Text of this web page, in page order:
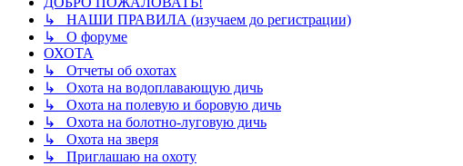
↳ НАШИ ПРАВИЛА (изучаем до регистрации)
↳ О форуме
ОХОТА
↳ Отчеты об охотах
↳ Охота на водоплавающую дичь
↳ Охота на полевую и боровую дичь
↳ Охота на болотно-луговую дичь
↳ Охота на зверя
↳ Приглашаю на охоту